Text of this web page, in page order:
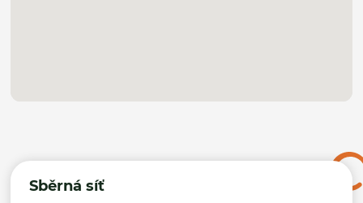
Sběrná síť